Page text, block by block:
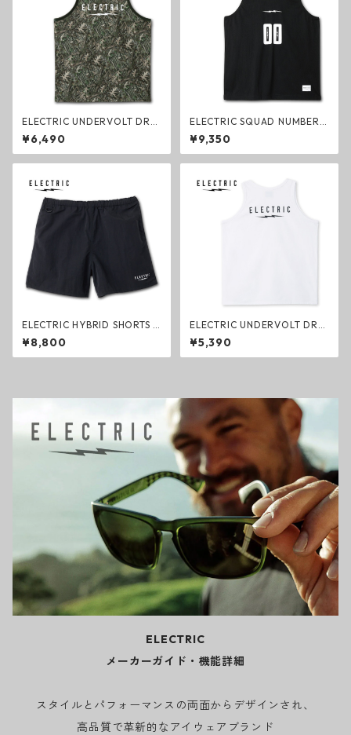
ELECTRIC UNDERVOLT DRY
TANK TREE CAMO ドライタ
ンクトップ ツリーカモ エレク
トリック ファッション
¥6,490
ELECTRIC SQUAD NUMBER
MESH TANK BLACK メッシュ
タンク ブラック エレクトリッ
ク タンクトップ ファッション
¥9,350
ELECTRIC HYBRID SHORTS 5i
nch BLACK SIMPLE ハイブリ
ットショーツ ブラック エレク
トリック ハーフパンツ ファッ
¥8,800
ELECTRIC UNDERVOLT DRY
TANK WHITE ドライタンクト
ップ ホワイト エレクトリック
ファッション
¥5,390
ELECTRIC
メーカーガイド・機能詳細
スタイルとパフォーマンスの両面からデザインされ、
高品質で革新的なアイウェアブランド